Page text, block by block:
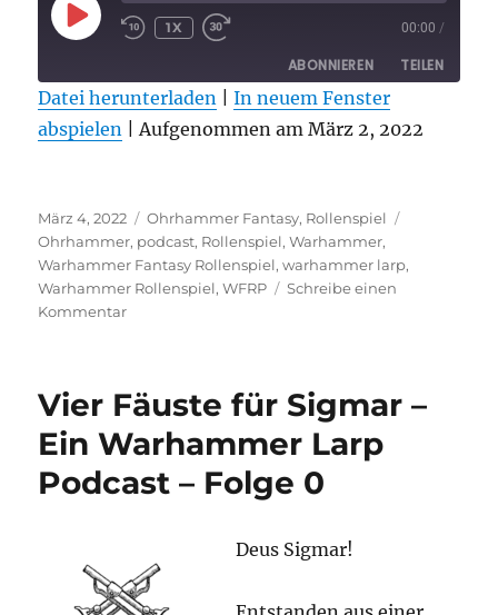
PLAY
EPISODE
1X 00:00 /
ABONNIEREN TEILEN
RSS FEED
TEILEN
EMBED
Datei herunterladen |In neuem Fenster
abspielen |Aufgenommen am März 2, 2022
Veröffentlicht
am
März 4, 2022 Kategorien
Ohrhammer Fantasy, Rollenspiel
Ohrhammer, podcast, Rollenspiel,Warhammer,
Warhammer Fantasy Rollenspiel,warhammer larp,
Warhammer Rollenspiel,WFRP
Schreibe einen
Kommentarzu
Sigmar
Folge
1
Was
Warhammer
Larp
Vier Fäuste für Sigmar –
Ein Warhammer Larp
Podcast – Folge 0
Deus Sigmar!